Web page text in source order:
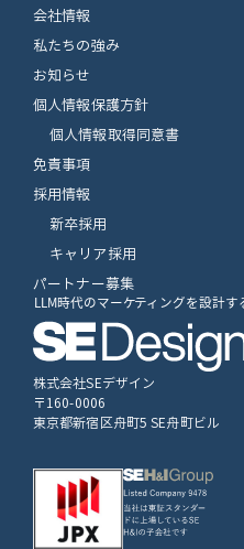
株式会社SEデザイン
〒160-0006
東京都新宿区舟町5 SE舟町ビル
会社情報
私たちの強み
お知らせ
個人情報保護方針
個人情報取得同意書
免責事項
採用情報
新卒採用
キャリア採用
パートナー募集